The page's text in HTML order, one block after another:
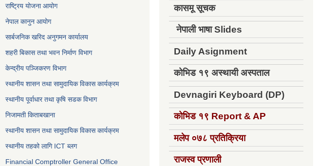
राष्ट्रिय योजना आयोग
नेपाल कानुन आयोग
सार्बजनिक खरिद अनुगमन कार्यालय
शहरी बिकास तथा भवन निर्माण विभाग
केन्द्रीय पञ्जिकरण विभाग
स्थानीय शासन तथा सामुदायिक विकास कार्यक्रम
स्थानीय पूर्वाधार तथा कृषि सडक विभाग
निजामती किताबखाना
स्थानीय शासन तथा सामुदायिक विकास कार्यक्रम
स्थानीय तहको लागि ICT ब्लग
Financial Comptroller General Office
कासमू सूचक
नेपाली भाषा Slides
Daily Asignment
कोभिड १९ अस्थायी अस्पताल
Devnagiri Keyboard (DP)
कोभिड १९ Report & AP
मलेप ०७८ प्रतिक्रिया
राजस्व प्रणाली